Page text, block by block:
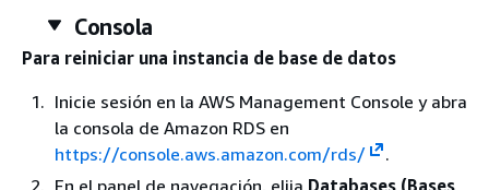
Consola
Para reiniciar una instancia de base de datos
Inicie sesión en la AWS Management Console y abra
la consola de Amazon RDS en
https://console.aws.amazon.com/rds/
.
En el panel de navegación, elija Databases (Bases